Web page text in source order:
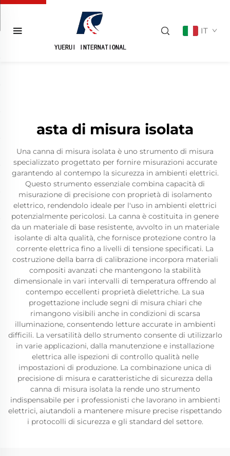
IT
asta di misura isolata
Una canna di misura isolata è uno strumento di misura
specializzato progettato per fornire misurazioni accurate
garantendo al contempo la sicurezza in ambienti elettrici.
Questo strumento essenziale combina capacità di
misurazione di precisione con proprietà di isolamento
elettrico, rendendolo ideale per l'uso in ambienti elettrici
potenzialmente pericolosi. La canna è costituita in genere
da un materiale di base resistente, avvolto in un materiale
isolante di alta qualità, che fornisce protezione contro la
corrente elettrica fino a livelli di tensione specificati. La
costruzione della barra di calibrazione incorpora materiali
compositi avanzati che mantengono la stabilità
dimensionale in vari intervalli di temperatura offrendo al
contempo eccellenti proprietà dielettriche. La sua
progettazione include segni di misura chiari che
rimangono visibili anche in condizioni di scarsa
illuminazione, consentendo letture accurate in ambienti
difficili. La versatilità dello strumento consente di utilizzarlo
in varie applicazioni, dalla manutenzione e installazione
elettrica alle ispezioni di controllo qualità nelle
impostazioni di produzione. La combinazione unica di
precisione di misura e caratteristiche di sicurezza della
canna di misura isolata la rende uno strumento
indispensabile per i professionisti che lavorano in ambienti
elettrici, aiutandoli a mantenere misure precise rispettando
i protocolli di sicurezza e gli standard del settore.